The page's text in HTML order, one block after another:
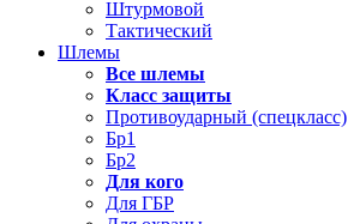
Штурмовой
Тактический
Шлемы
Все шлемы
Класс защиты
Противоударный (спецкласс)
Бр1
Бр2
Для кого
Для ГБР